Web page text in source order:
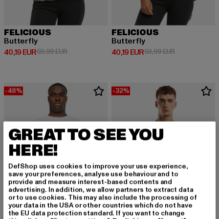
FELICIOUS
Butterfly
40,19 EUR
Derzeitiger Preis: 40,19 EUR
59,99 EURAktionspreis: 59,99 EUR
FELICIOUS
Butterfly
40,19 EUR
Derzeitiger Preis: 40,19 EUR
59,99 EURAktionspreis:
-48% -32%
GREAT TO SEE YOU
HERE!
DefShop uses cookies to improve your use experience,
save your preferences, analyse use behaviour and to
provide and measure interest-based contents and
advertising. In addition, we allow partners to extract data
or to use cookies. This may also include the processing of
your data in the USA or other countries which do not have
the EU data protection standard. If you want to change